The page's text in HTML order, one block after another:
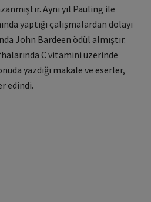
Aynı yıl Pauling ile
yaptığı çalışmalardan dolayı
John Bardeen ödül almıştır.
C vitamini üzerinde
yazdığı makale ve eserler,
edindi.